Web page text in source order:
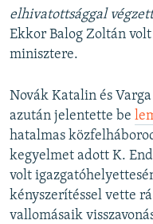
elhivatottsággal
Ekkor Balog Zoltán
minisztere.
Novák Katalin és
azután jelentette be
hatalmas
kegyelmet adott K.
volt
kényszerítéssel vette
vallomásaik